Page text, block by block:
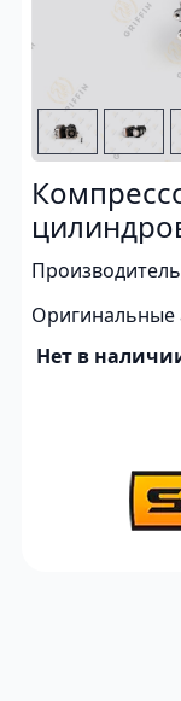
Оригинальные
Нет в